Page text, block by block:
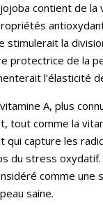
jojoba contient de la
stimulerait la
protectrice de la
l’élasticité
A, plus
tout comme la
qui capture les
du stress oxydatif.
comme une
saine.